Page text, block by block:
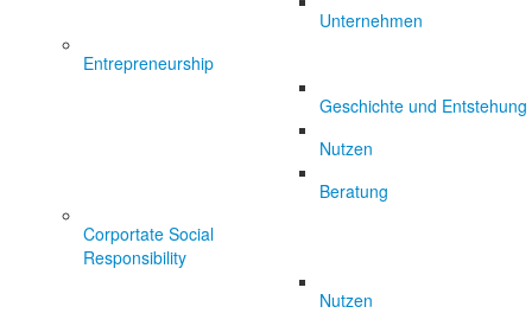
Unternehmen
Entrepreneurship
Geschichte und Entstehung
Nutzen
Beratung
Corportate Social
Responsibility
Nutzen